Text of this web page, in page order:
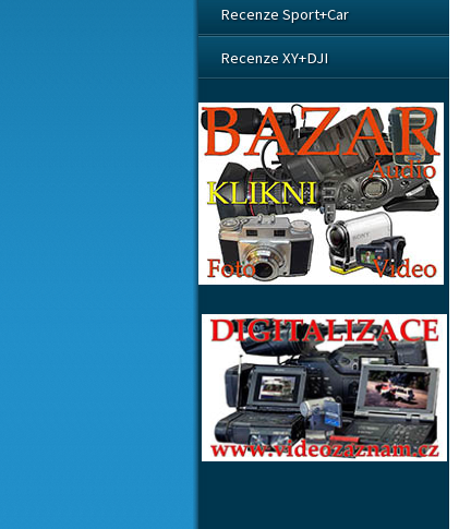
Recenze Sport+Car
Recenze XY+DJI